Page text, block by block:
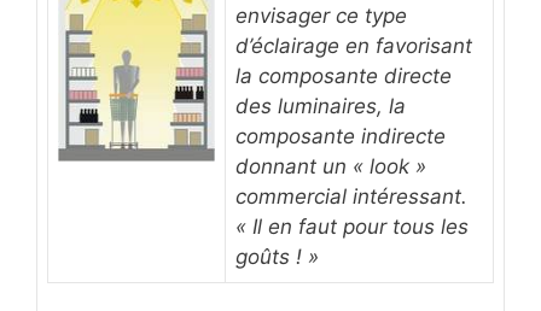
envisager ce type
d’éclairage en favorisant
la composante directe
des luminaires, la
composante indirecte
donnant un « look »
commercial intéressant.
« Il en faut pour tous les
goûts ! »